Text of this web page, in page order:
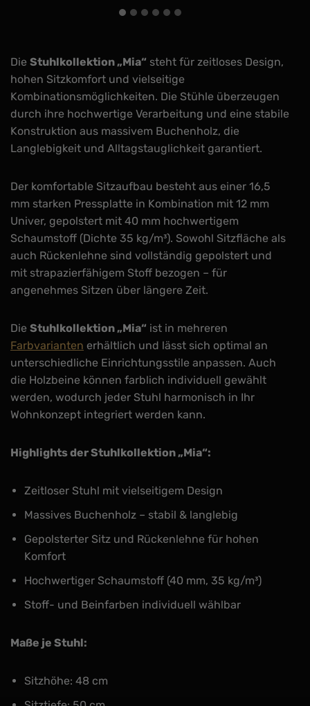
Die Stuhlkollektion „Mia“ steht für zeitloses Design,
hohen Sitzkomfort und vielseitige
Kombinationsmöglichkeiten. Die Stühle überzeugen
durch ihre hochwertige Verarbeitung und eine stabile
Konstruktion aus massivem Buchenholz, die
Langlebigkeit und Alltagstauglichkeit garantiert.
Der komfortable Sitzaufbau besteht aus einer 16,5
mm starken Pressplatte in Kombination mit 12 mm
Univer, gepolstert mit 40 mm hochwertigem
Schaumstoff (Dichte 35 kg/m³). Sowohl Sitzfläche als
auch Rückenlehne sind vollständig gepolstert und
mit strapazierfähigem Stoff bezogen – für
angenehmes Sitzen über längere Zeit.
Die Stuhlkollektion „Mia“ ist in mehreren
Farbvarianten erhältlich und lässt sich optimal an
unterschiedliche Einrichtungsstile anpassen. Auch
die Holzbeine können farblich individuell gewählt
werden, wodurch jeder Stuhl harmonisch in Ihr
Wohnkonzept integriert werden kann.
Highlights der Stuhlkollektion „Mia“:
Zeitloser Stuhl mit vielseitigem Design
Massives Buchenholz – stabil & langlebig
Gepolsterter Sitz und Rückenlehne für hohen
Komfort
Hochwertiger Schaumstoff (40 mm, 35 kg/m³)
Stoff- und Beinfarben individuell wählbar
Maße je Stuhl:
Sitzhöhe: 48 cm